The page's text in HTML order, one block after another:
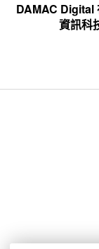
DAMAC Digital
資訊科